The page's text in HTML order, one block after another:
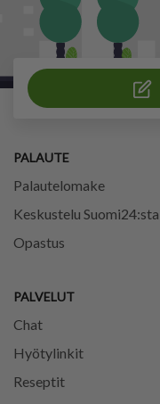
PALAUTE
Palautelomake
Keskustelu Suomi24:sta
Opastus
PALVELUT
Chat
Hyötylinkit
Reseptit